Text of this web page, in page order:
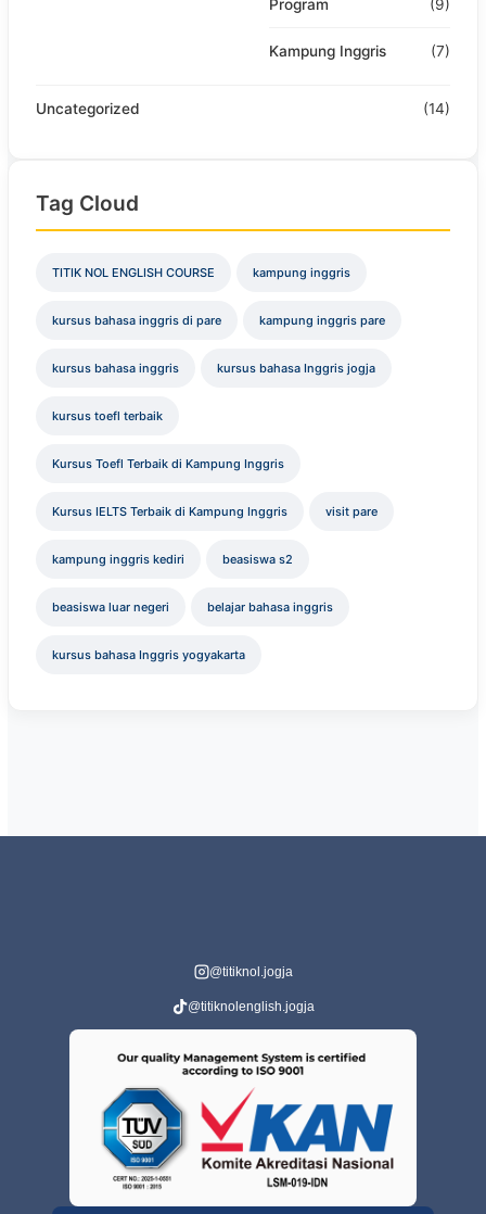
Program (9)
Kampung Inggris (7)
Uncategorized (14)
Tag Cloud
TITIK NOL ENGLISH COURSE kampung inggris
kursus bahasa inggris di pare kampung inggris pare
kursus bahasa inggris kursus bahasa Inggris jogja
kursus toefl terbaik
Kursus Toefl Terbaik di Kampung Inggris
Kursus IELTS Terbaik di Kampung Inggris visit pare
kampung inggris kediri beasiswa s2
beasiswa luar negeri belajar bahasa inggris
kursus bahasa Inggris yogyakarta
@titiknol.jogja
@titiknolenglish.jogja